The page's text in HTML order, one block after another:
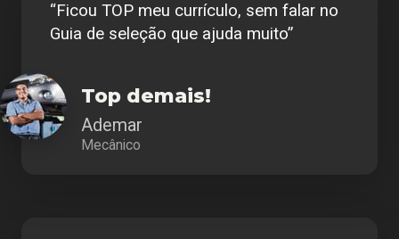
“Ficou TOP meu currículo, sem falar no
Guia de seleção que ajuda muito”
Top demais!
Ademar
Mecânico